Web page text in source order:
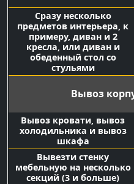
Сразу несколько
предметов интерьера, к
примеру, диван и 2
кресла, или диван и
обеденный стол со
стульями
Вывоз
Вывоз кровати, вывоз
холодильника и вывоз
шкафа
Вывезти стенку
мебельную на несколько
секций (3 и больше)